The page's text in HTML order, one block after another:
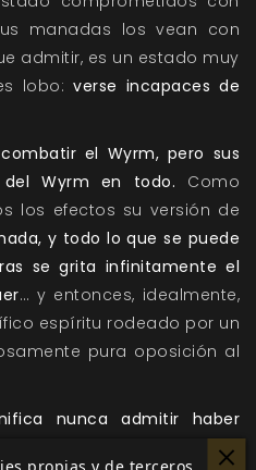
manadas los vean con
admitir, es un estado muy
lobo: verse incapaces de
el Wyrm, pero sus
Wyrm en todo. Como
los efectos su versión de
y todo lo que se puede
se grita infinitamente el
… y entonces, idealmente,
espíritu rodeado por un
pura oposición al
nunca admitir haber